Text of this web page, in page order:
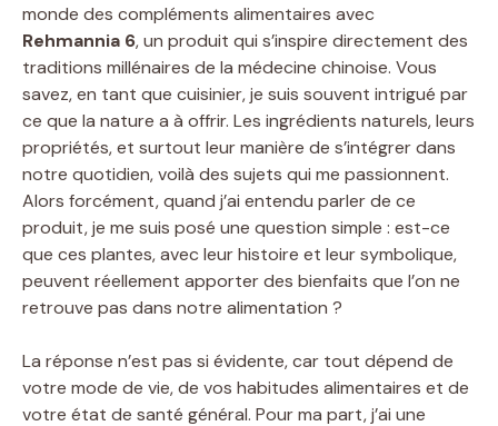
monde des compléments alimentaires avec
Rehmannia 6, un produit qui s’inspire directement des
traditions millénaires de la médecine chinoise. Vous
savez, en tant que cuisinier, je suis souvent intrigué par
ce que la nature a à offrir. Les ingrédients naturels, leurs
propriétés, et surtout leur manière de s’intégrer dans
notre quotidien, voilà des sujets qui me passionnent.
Alors forcément, quand j’ai entendu parler de ce
produit, je me suis posé une question simple : est-ce
que ces plantes, avec leur histoire et leur symbolique,
peuvent réellement apporter des bienfaits que l’on ne
retrouve pas dans notre alimentation ?
La réponse n’est pas si évidente, car tout dépend de
votre mode de vie, de vos habitudes alimentaires et de
votre état de santé général. Pour ma part, j’ai une